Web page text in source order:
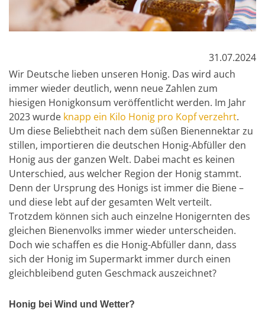
31.07.2024
Wir Deutsche lieben unseren Honig. Das wird auch
immer wieder deutlich, wenn neue Zahlen zum
hiesigen Honigkonsum veröffentlicht werden. Im Jahr
2023 wurde knapp ein Kilo Honig pro Kopf verzehrt.
Um diese Beliebtheit nach dem süßen Bienennektar zu
stillen, importieren die deutschen Honig-Abfüller den
Honig aus der ganzen Welt. Dabei macht es keinen
Unterschied, aus welcher Region der Honig stammt.
Denn der Ursprung des Honigs ist immer die Biene –
und diese lebt auf der gesamten Welt verteilt.
Trotzdem können sich auch einzelne Honigernten des
gleichen Bienenvolks immer wieder unterscheiden.
Doch wie schaffen es die Honig-Abfüller dann, dass
sich der Honig im Supermarkt immer durch einen
gleichbleibend guten Geschmack auszeichnet?
Honig bei Wind und Wetter?